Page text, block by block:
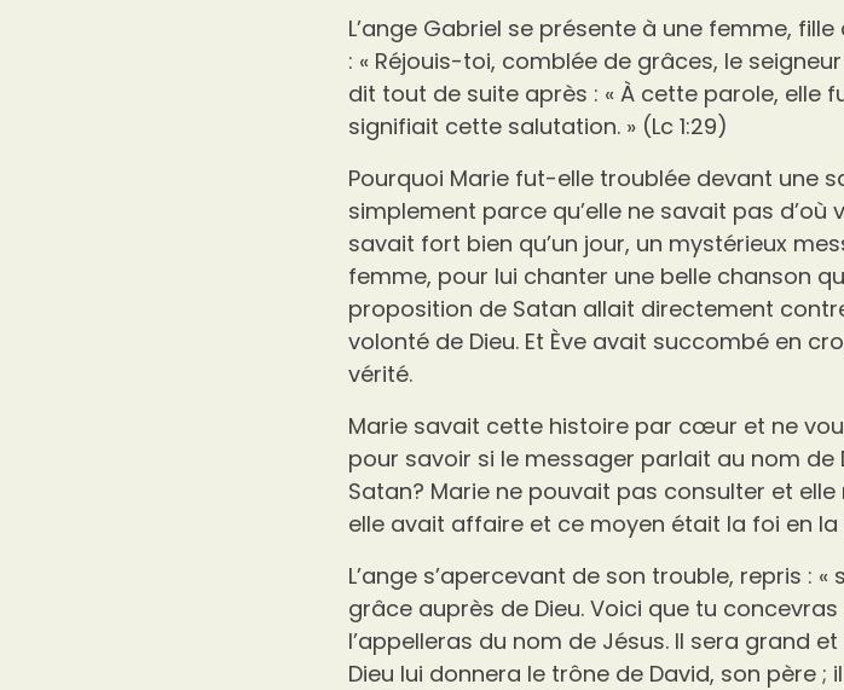
L’ange Gabriel se présente à une femme,
: « Réjouis-toi, comblée de grâces, le
dit tout de suite après : « À cette parole, elle
signifiait cette salutation. » (Lc 1:29)
Pourquoi Marie fut-elle troublée devant une
simplement parce qu’elle ne savait pas
savait fort bien qu’un jour, un mystérieux
femme, pour lui chanter une belle chanson
proposition de Satan allait directement
volonté de Dieu. Et Ève avait succombé en
vérité.
Marie savait cette histoire par cœur et ne
pour savoir si le messager parlait au nom de
Satan? Marie ne pouvait pas consulter et
elle avait affaire et ce moyen était la foi en la
L’ange s’apercevant de son trouble, repris :
grâce auprès de Dieu. Voici que tu
l’appelleras du nom de Jésus. Il sera grand
Dieu lui donnera le trône de David, son père